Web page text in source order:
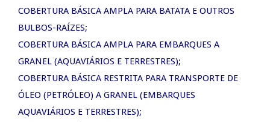
COBERTURA BÁSICA AMPLA PARA BATATA E OUTROS
BULBOS-RAÍZES;
COBERTURA BÁSICA AMPLA PARA EMBARQUES A
GRANEL (AQUAVIÁRIOS E TERRESTRES);
COBERTURA BÁSICA RESTRITA PARA TRANSPORTE DE
ÓLEO (PETRÓLEO) A GRANEL (EMBARQUES
AQUAVIÁRIOS E TERRESTRES);